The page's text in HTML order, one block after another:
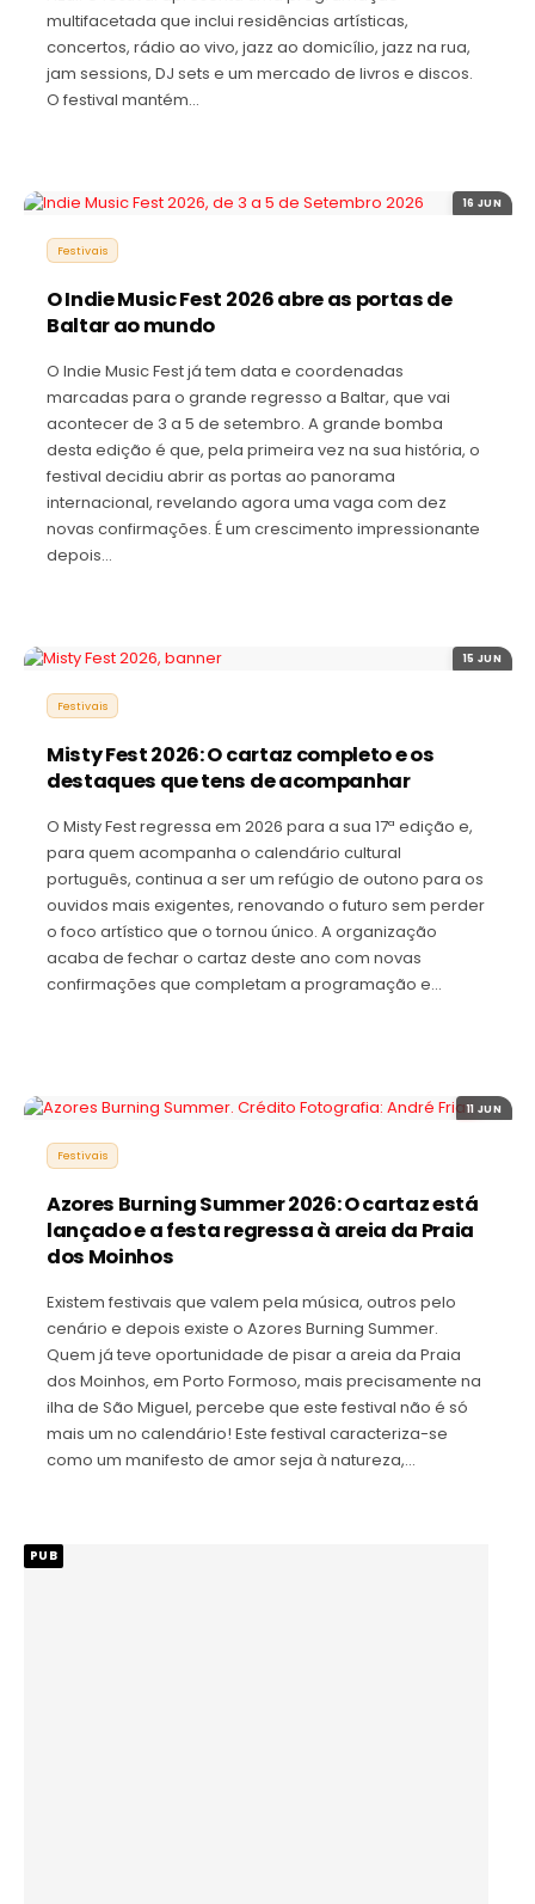
multifacetada que inclui residências artísticas,
concertos, rádio ao vivo, jazz ao domicílio, jazz na rua,
jam sessions, DJ sets e um mercado de livros e discos.
O festival mantém…
16 JUN
Festivais
O Indie Music Fest 2026 abre as portas de
Baltar ao mundo
O Indie Music Fest já tem data e coordenadas
marcadas para o grande regresso a Baltar, que vai
acontecer de 3 a 5 de setembro. A grande bomba
desta edição é que, pela primeira vez na sua história, o
festival decidiu abrir as portas ao panorama
internacional, revelando agora uma vaga com dez
novas confirmações. É um crescimento impressionante
depois…
15 JUN
Festivais
Misty Fest 2026: O cartaz completo e os
destaques que tens de acompanhar
O Misty Fest regressa em 2026 para a sua 17ª edição e,
para quem acompanha o calendário cultural
português, continua a ser um refúgio de outono para os
ouvidos mais exigentes, renovando o futuro sem perder
o foco artístico que o tornou único. A organização
acaba de fechar o cartaz deste ano com novas
confirmações que completam a programação e…
11 JUN
Festivais
Azores Burning Summer 2026: O cartaz está
lançado e a festa regressa à areia da Praia
dos Moinhos
Existem festivais que valem pela música, outros pelo
cenário e depois existe o Azores Burning Summer.
Quem já teve oportunidade de pisar a areia da Praia
dos Moinhos, em Porto Formoso, mais precisamente na
ilha de São Miguel, percebe que este festival não é só
mais um no calendário! Este festival caracteriza-se
como um manifesto de amor seja à natureza,…
PUB